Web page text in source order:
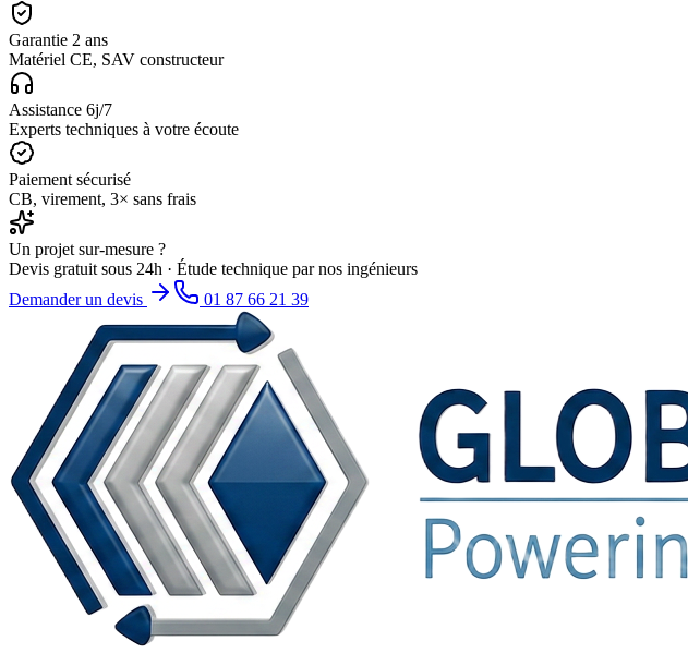
Garantie 2 ans
Matériel CE, SAV constructeur
Assistance 6j/7
Experts techniques à votre écoute
Paiement sécurisé
CB, virement, 3× sans frais
Un projet sur-mesure ?
Devis gratuit sous 24h · Étude technique par nos ingénieurs
Demander un devis
01 87 66 21 39